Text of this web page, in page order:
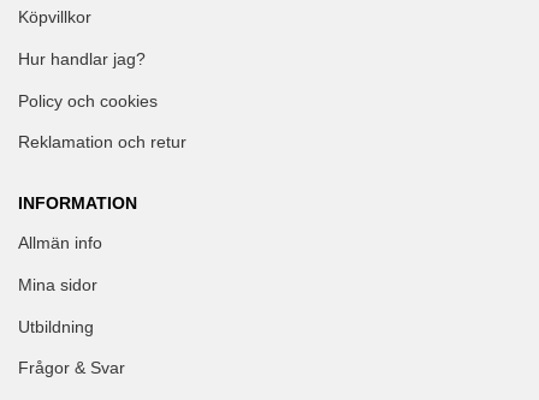
Köpvillkor
Hur handlar jag?
Policy och cookies
Reklamation och retur
INFORMATION
Allmän info
Mina sidor
Utbildning
Frågor & Svar